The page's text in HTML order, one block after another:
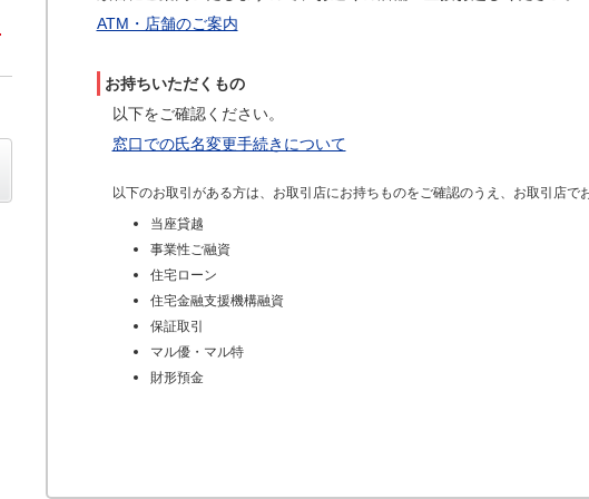
ATM・店舗のご案内
お持ちいただくもの
以下をご確認ください。
窓口での氏名変更手続きについて
以下のお取引がある方は、お取引店にお持ちものをご確認のうえ、お取引店で
当座貸越
事業性ご融資
住宅ローン
住宅金融支援機構融資
保証取引
マル優・マル特
財形預金